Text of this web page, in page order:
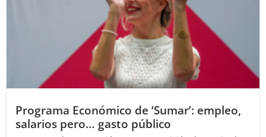
Programa Económico de ‘Sumar’: empleo,
salarios pero… gasto público